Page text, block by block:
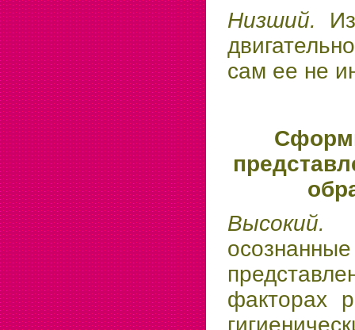
Низший.
сам ее не
факторах